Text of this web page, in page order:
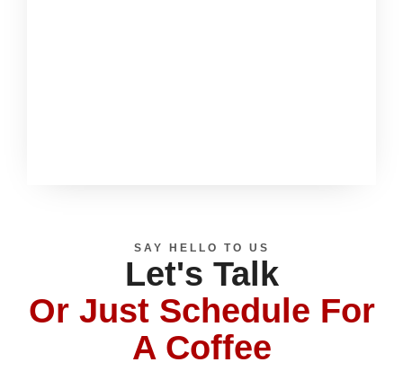
SAY HELLO TO US
Let's Talk
Or Just Schedule For
A Coffee